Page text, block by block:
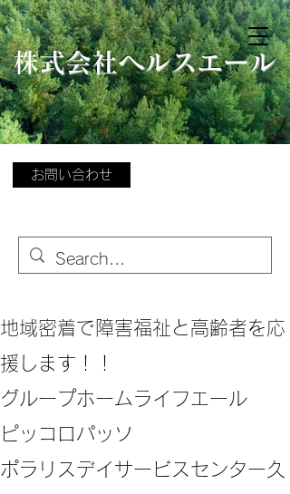
​株式会社ヘルスエール
お問い合わせ
地域密着で障害福祉と高齢者を応
援します！！
グループホームライフエール
ピッコロパッソ
ポラリスデイサービスセンター久